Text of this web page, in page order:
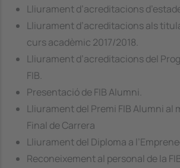
Lliurament d’acreditacions
Lliurament d’acreditacions als
curs acadèmic 2017/2018.
Lliurament d’acreditacions del
FIB.
Presentació de FIB Alumni.
Lliurament del Premi FIB Alumni al
Final de Carrera
Lliurament del Diploma a
Reconeixement al personal de la